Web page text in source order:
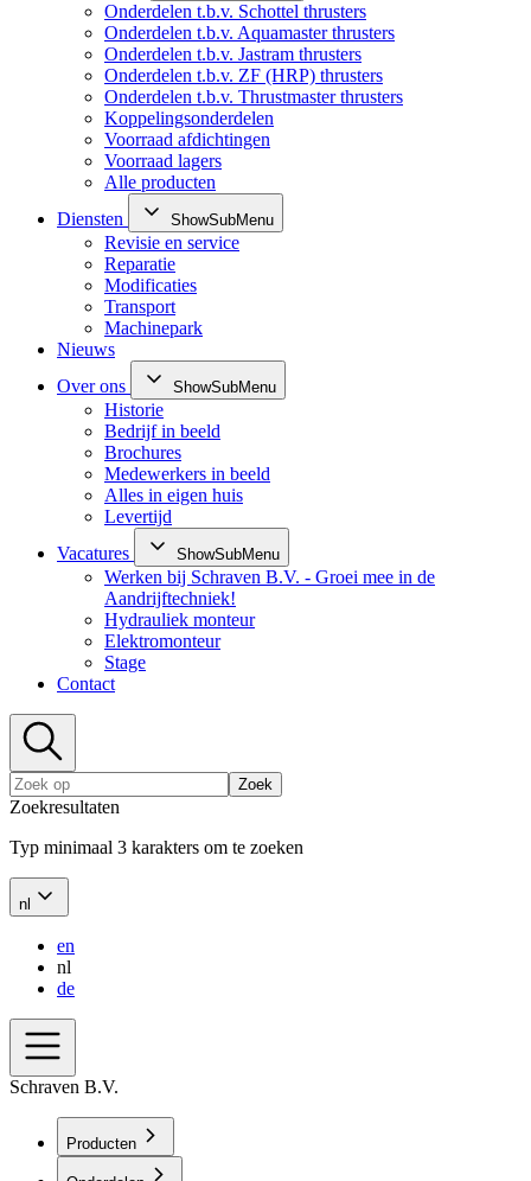
Onderdelen t.b.v. Schottel thrusters
Onderdelen t.b.v. Aquamaster thrusters
Onderdelen t.b.v. Jastram thrusters
Onderdelen t.b.v. ZF (HRP) thrusters
Onderdelen t.b.v. Thrustmaster thrusters
Koppelingsonderdelen
Voorraad afdichtingen
Voorraad lagers
Alle producten
Diensten
ShowSubMenu
Revisie en service
Reparatie
Modificaties
Transport
Machinepark
Nieuws
Over ons
ShowSubMenu
Historie
Bedrijf in beeld
Brochures
Medewerkers in beeld
Alles in eigen huis
Levertijd
Vacatures
ShowSubMenu
Werken bij Schraven B.V. - Groei mee in de
Aandrijftechniek!
Hydrauliek monteur
Elektromonteur
Stage
Contact
Zoek
Zoekresultaten
Typ minimaal 3 karakters om te zoeken
nl
en
nl
de
Schraven B.V.
Producten